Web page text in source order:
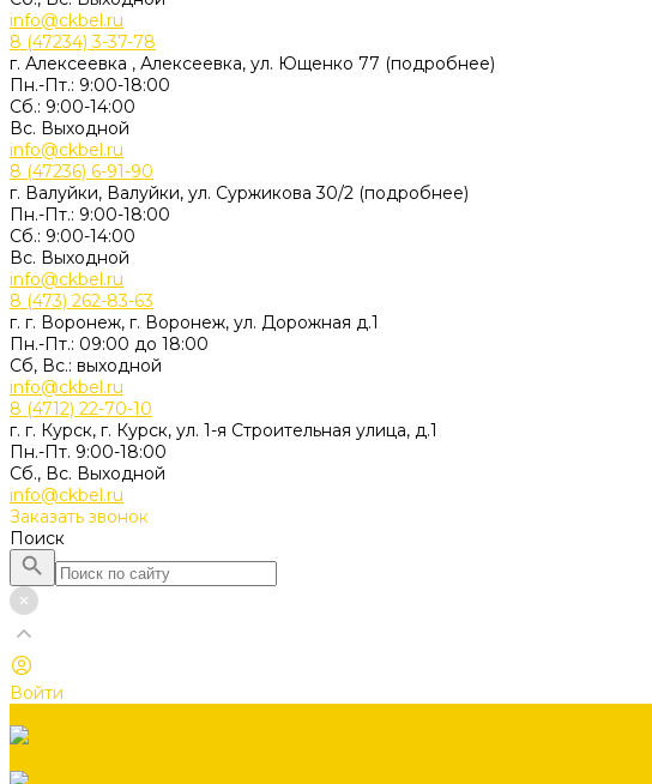
info@ckbel.ru
8 (47234) 3-37-78
г. Алексеевка , Алексеевка, ул. Ющенко 77 (подробнее)
Пн.-Пт.: 9:00-18:00
Сб.: 9:00-14:00
Вс. Выходной
info@ckbel.ru
8 (47236) 6-91-90
г. Валуйки, Валуйки, ул. Суржикова 30/2 (подробнее)
Пн.-Пт.: 9:00-18:00
Сб.: 9:00-14:00
Вс. Выходной
info@ckbel.ru
8 (473) 262-83-63
г. г. Воронеж, г. Воронеж, ул. Дорожная д.1
Пн.-Пт.: 09:00 до 18:00
Сб, Вс.: выходной
info@ckbel.ru
8 (4712) 22-70-10
г. г. Курск, г. Курск, ул. 1-я Строительная улица, д.1
Пн.-Пт. 9:00-18:00
Сб., Вс. Выходной
info@ckbel.ru
Заказать звонок
Поиск
Войти